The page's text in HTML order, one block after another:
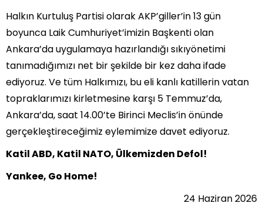
Halkın Kurtuluş Partisi olarak AKP’giller’in 13 gün
boyunca Laik Cumhuriyet’imizin Başkenti olan
Ankara’da uygulamaya hazırlandığı sıkıyönetimi
tanımadığımızı net bir şekilde bir kez daha ifade
ediyoruz. Ve tüm Halkımızı, bu eli kanlı katillerin vatan
topraklarımızı kirletmesine karşı 5 Temmuz’da,
Ankara’da, saat 14.00’te Birinci Meclis’in önünde
gerçekleştireceğimiz eylemimize davet ediyoruz.
Katil ABD, Katil NATO, Ülkemizden Defol!
Yankee, Go Home!
24 Haziran 2026